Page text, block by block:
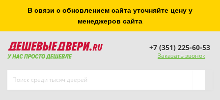
В связи с обновлением сайта уточняйте цену у
менеджеров сайта
+7 (351) 225-60-53
Заказать звонок